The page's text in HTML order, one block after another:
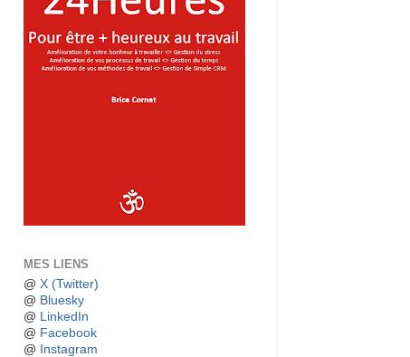
MES LIENS
@ X (Twitter)
@ Bluesky
@ LinkedIn
@ Facebook
@
Instagram